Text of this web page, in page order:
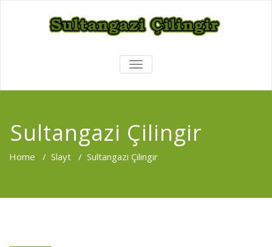
TOGGLE
NAVIGATION
Sultangazi Çilingir
Home / Slayt / Sultangazi Çilingir